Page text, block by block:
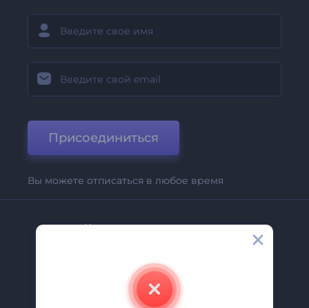
Присоединиться
Вы можете отписаться в любое время
Компания
Свяжитесь С Нами